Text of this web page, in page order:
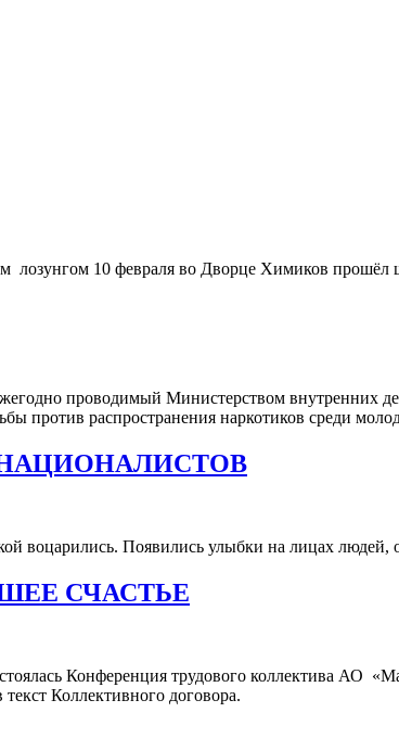
10 февраля во Дворце Химиков прошёл
проводимый Министерством внутренних
против распространения наркотиков среди
воцарились. Появились улыбки на лицах людей,
СЧАСТЬЕ
Конференция трудового коллектива АО
Коллективного договора.